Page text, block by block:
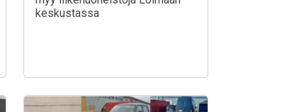
keskustassa